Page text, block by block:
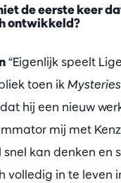
de eerste keer
ontwikkeld?
“Eigenlijk speelt
toen ik
hij een nieuw
mij met
snel kan denken en
volledig in te leven